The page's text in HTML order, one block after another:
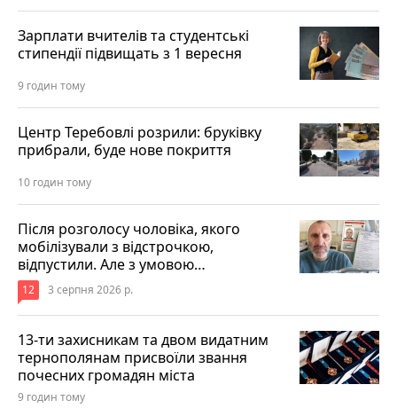
Зарплати вчителів та студентські
стипендії підвищать з 1 вересня
9 годин тому
Центр Теребовлі розрили: бруківку
прибрали, буде нове покриття
10 годин тому
Після розголосу чоловіка, якого
мобілізували з відстрочкою,
відпустили. Але з умовою…
12 3 серпня 2026 р.
13-ти захисникам та двом видатним
тернополянам присвоїли звання
почесних громадян міста
9 годин тому